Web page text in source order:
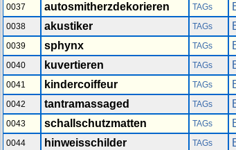
0037
autosmitherzdekorieren TAGs
0038
akustiker TAGs
0039
sphynx TAGs
0040
kuvertieren TAGs
0041
kindercoiffeur TAGs
0042
tantramassaged TAGs
0043
schallschutzmatten TAGs
0044
hinweisschilder TAGs